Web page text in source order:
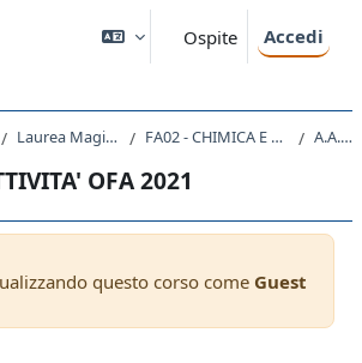
Ospite Accedi
Laurea Magistrale Ciclo Unico 5 anni FA02 - CHIMICA E TECNOLOGIA FARMACEUTICHE A.A. 2021 - 2022
OFA 2021
questo corso come Guest